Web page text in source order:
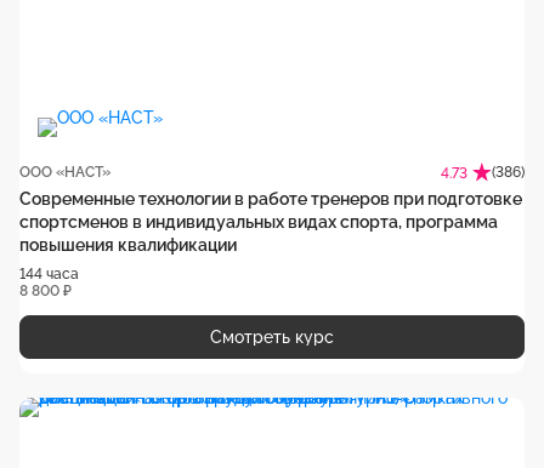
ООО «НАСТ» 4.73 (386)
Современные технологии в работе тренеров при подготовке
спортсменов в индивидуальных видах спорта, программа
повышения квалификации
144 часа
8 800 ₽
Смотреть курс